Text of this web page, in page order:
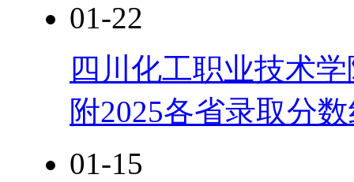
01-22
四川化工职业技术
附2025各省录取分
01-15